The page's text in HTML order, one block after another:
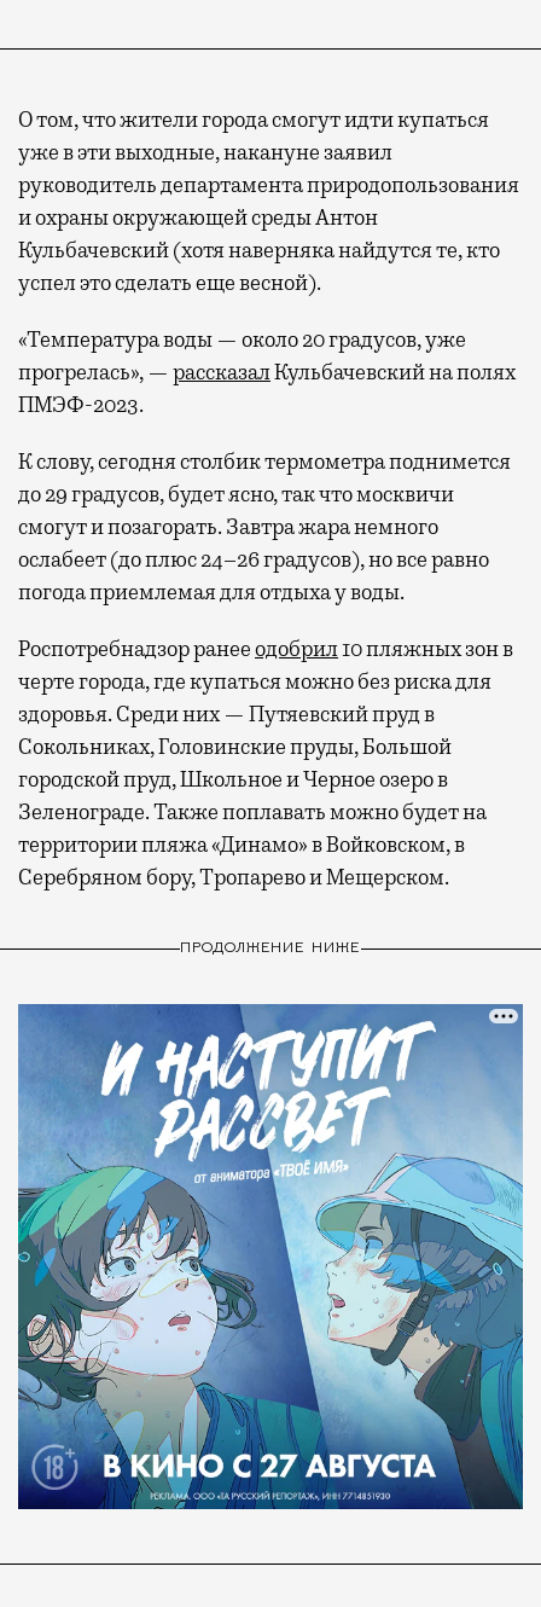
О том, что жители города смогут идти купаться
уже в эти выходные, накануне заявил
руководитель департамента природопользования
и охраны окружающей среды Антон
Кульбачевский (хотя наверняка найдутся те, кто
успел это сделать еще весной).
«Температура воды — около 20 градусов, уже
прогрелась», — рассказалКульбачевский на полях
ПМЭФ-2023.
К слову, сегодня столбик термометра поднимется
до 29 градусов, будет ясно, так что москвичи
смогут и позагорать. Завтра жара немного
ослабеет (до плюс 24–26 градусов), но все равно
погода приемлемая для отдыха у воды.
Роспотребнадзор ранееодобрил10 пляжных зон в
черте города, где купаться можно без риска для
здоровья. Среди них — Путяевский пруд в
Сокольниках, Головинские пруды, Большой
городской пруд, Школьное и Черное озеро в
Зеленограде. Также поплавать можно будет на
территории пляжа «Динамо» в Войковском, в
Серебряном бору, Тропарево и Мещерском.
ПРОДОЛЖЕНИЕ НИЖЕ